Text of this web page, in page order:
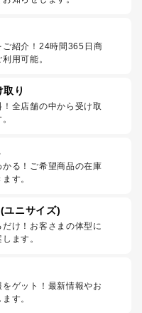
ご紹介！24時間365日商
用可能。
り
全店舗の中から受け取
る！ご希望商品の在庫
す。
ユニサイズ)
け！お客さまの体型に
ます。
ゲット！最新情報やお
す。